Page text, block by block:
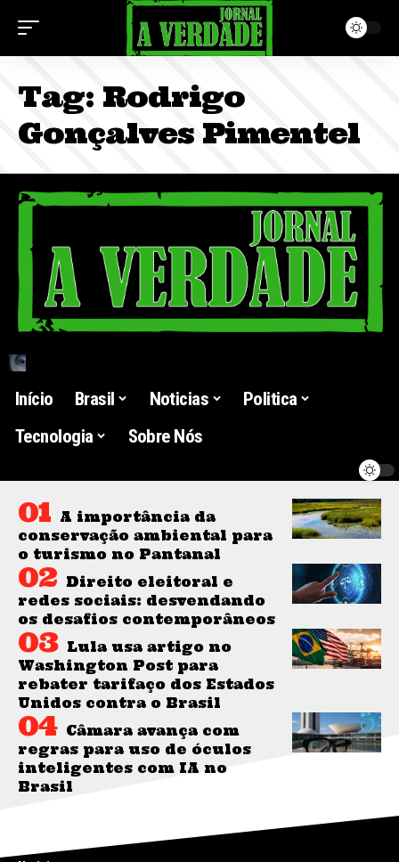
Tag: Rodrigo
Gonçalves Pimentel
Início Brasil Noticias
Politica
Tecnologia
Sobre Nós
A importância da
conservação ambiental para
o turismo no Pantanal
Direito eleitoral e
redes sociais: desvendando
os desafios contemporâneos
Lula usa artigo no
Washington Post para
rebater tarifaço dos Estados
Unidos contra o Brasil
Câmara avança com
regras para uso de óculos
inteligentes com IA no
Brasil